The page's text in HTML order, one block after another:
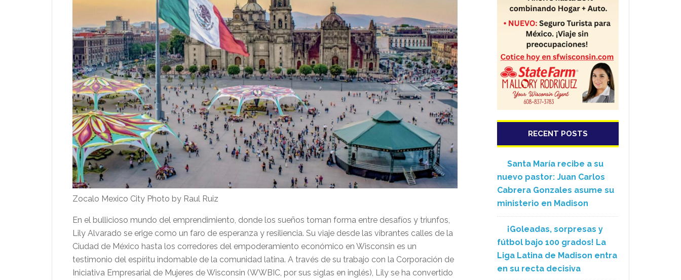
Zocalo Mexico City Photo by Raul Ruiz
En el bullicioso mundo del emprendimiento, donde los sueños toman forma entre desafíos y triunfos,
Lily Alvarado se erige como un faro de esperanza y resiliencia. Su viaje desde las vibrantes calles de la
Ciudad de México hasta los corredores del empoderamiento económico en Wisconsin es un
testimonio del espíritu indomable de la comunidad latina. A través de su trabajo con la Corporación de
Iniciativa Empresarial de Mujeres de Wisconsin (WWBIC, por sus siglas en inglés), Lily se ha convertido
RECENT POSTS
Santa María recibe a su
nuevo pastor: Juan Carlos
Cabrera Gonzales asume su
ministerio en Madison
¡Goleadas, sorpresas y
fútbol bajo 100 grados! La
Liga Latina de Madison entra
en su recta decisiva